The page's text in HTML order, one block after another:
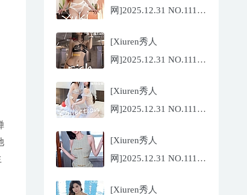
网]2025.12.31 NO.11185
Yuki[75P/942.33MB]
[Xiuren秀人
网]2025.12.31 NO.11186
Fish[79P/773.17MB]
[Xiuren秀人
网]2025.12.31 NO.11184
[82P/854.18MB]
[Xiuren秀人
网]2025.12.31 NO.11183
[Xiuren秀人